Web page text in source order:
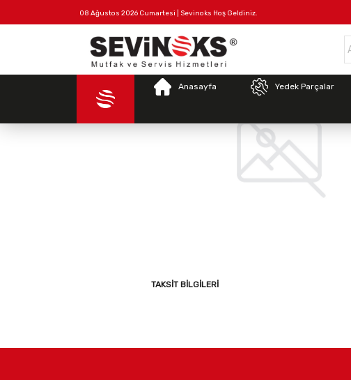
08 Ağustos 2026 Cumartesi | Sevinoks Hoş Geldiniz.
Tüm
Hakkımızdaİletişim
Anasayfa
Yedek Parçalar
TAKSIT BILGILERI